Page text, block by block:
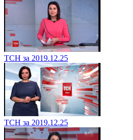
ТСН за 2019.12.25
ТСН за 2019.12.25